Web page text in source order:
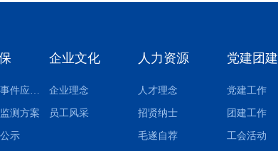
突发环境事件应急预案
测方案
示
企业文化
企业理念
员工风采
人力资源
人才理念
招贤纳士
毛遂自荐
党建团建
党建工作
团建工作
工会活动